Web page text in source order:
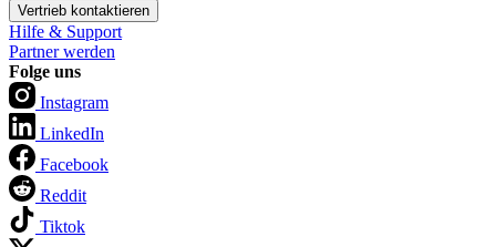
Vertrieb kontaktieren
Hilfe & Support
Partner werden
Folge uns
Instagram
LinkedIn
Facebook
Reddit
Tiktok